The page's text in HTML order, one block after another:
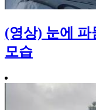
(영상) 눈에
모습